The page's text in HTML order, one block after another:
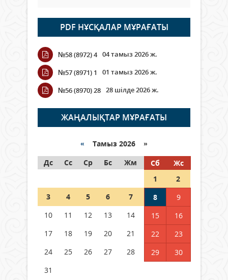
Open Air: Қызылорда облысы
полиция департаменті 20
мыңнан астам көрерменнің
қауіпсіздігін қамтамасыз етті
06 тамыз 2026 ж.
Wi-Fi ҚАБЫРҒА АРҚЫЛЫ ҚАЛАЙ
ӨТЕДІ?
06 тамыз 2026 ж. 257
граждане Казахстана,
05 тамыз 2026 ж. 139
Шетелде жүрген Қазақстан
азаматтары қалай дауыс бере
PDF НҰСҚАЛАР МҰРАҒАТЫ
№58 (8972) 4 04 тамыз 2026 ж.
№57 (8971) 1
01 тамыз 2026 ж.
№56 (8970) 28 28 шілде 2026 ж.
ЖАҢАЛЫҚТАР МҰРАҒАТЫ
« Тамыз 2026 »
Дс
Сс Ср Бс Жм Сб
Жс
1
2
3
4 5 6 7 8
9
10
11 12 13 14 15
16
17
18 19 20 21 22
23
24
25 26 27 28 29
30
31